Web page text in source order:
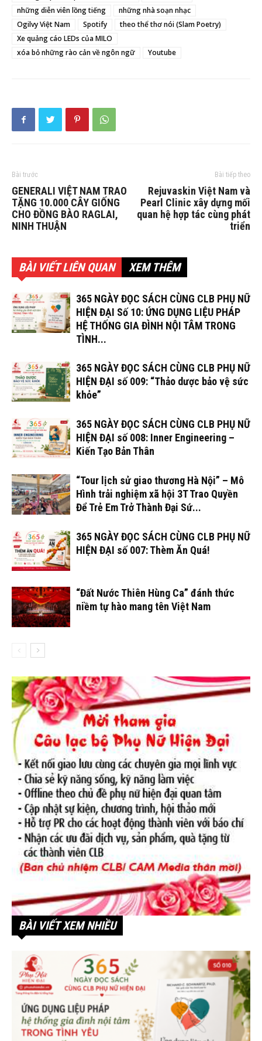
những diễn viên lồng tiếng
những nhà soạn nhạc
Ogilvy Việt Nam
Spotify
theo thể thơ nói (Slam Poetry)
Xe quảng cáo LEDs của MILO
xóa bỏ những rào cản về ngôn ngữ
Youtube
Bài trước
GENERALI VIỆT NAM TRAO
TẶNG 10.000 CÂY GIỐNG
CHO ĐỒNG BÀO RAGLAI,
NINH THUẬN
Bài tiếp theo
Rejuvaskin Việt Nam và
Pearl Clinic xây dựng mối
quan hệ hợp tác cùng phát
triển
BÀI VIẾT LIÊN QUAN XEM THÊM
365 NGÀY ĐỌC SÁCH CÙNG CLB PHỤ NỮ
HIỆN ĐẠI Số 10: ỨNG DỤNG LIỆU PHÁP
HỆ THỐNG GIA ĐÌNH NỘI TÂM TRONG
TÌNH...
365 NGÀY ĐỌC SÁCH CÙNG CLB PHỤ NỮ
HIỆN ĐẠI số 009: “Thảo dược bảo vệ sức
khỏe”
365 NGÀY ĐỌC SÁCH CÙNG CLB PHỤ NỮ
HIỆN ĐẠI số 008: Inner Engineering –
Kiến Tạo Bản Thân
“Tour lịch sử giao thương Hà Nội” – Mô
Hình trải nghiệm xã hội 3T Trao Quyền
Để Trẻ Em Trở Thành Đại Sứ...
365 NGÀY ĐỌC SÁCH CÙNG CLB PHỤ NỮ
HIỆN ĐẠI số 007: Thèm Ăn Quá!
“Đất Nước Thiên Hùng Ca” đánh thức
niềm tự hào mang tên Việt Nam
BÀI VIẾT XEM NHIỀU